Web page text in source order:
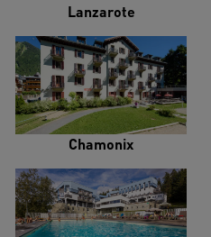
Lanzarote
Chamonix